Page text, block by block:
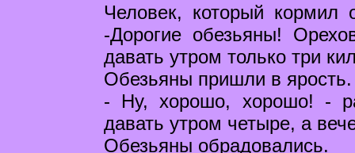
Человек, который кормил
-Дорогие обезьяны!
давать утром только три
Обезьяны пришли в ярость.
- Ну, хорошо, хорошо! -
давать утром четыре, а
Обезьяны обрадовались.